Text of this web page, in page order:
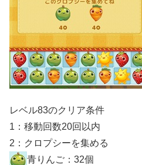
レベル83のクリア条件
1：移動回数20回以内
2：クロプシーを集める
青りんご：32個